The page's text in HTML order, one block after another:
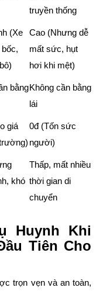
truyền thống
(Xe
bốc,
Cao (Nhưng dễ
mất sức, hụt
hơi khi mệt)
bằngKhông cần bằng
lái
giá
0đ (Tốn sức
người)
khó
Thấp, mất nhiều
thời gian di
chuyển
Huynh Khi
Tiên Cho
trọn vẹn và an toàn,